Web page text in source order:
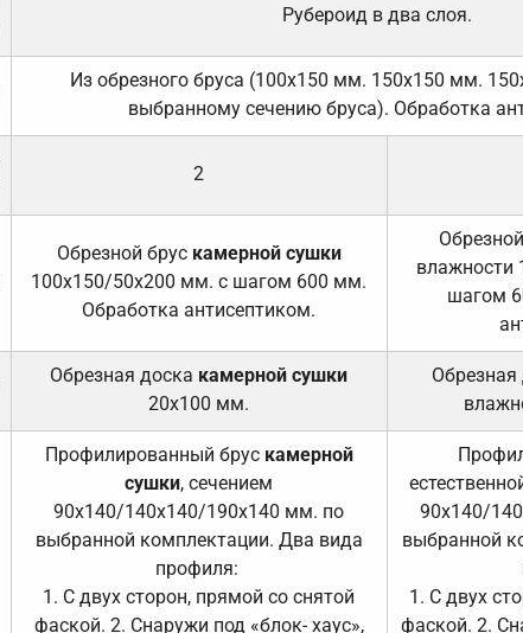
Рубероид в два слоя.
Из обрезного бруса (100х150 мм. 150х150 мм.
выбранному сечению бруса). Обработка
2
Обрезной брус камерной сушки
100х150/50х200 мм. с шагом 600 мм.
Обработка антисептиком.
влажности
шагом
Обрезная доска камерной сушки
20х100 мм.
Обрезная
Профилированный брус камерной
сушки, сечением
90х140/140х140/190х140 мм. по
выбранной комплектации. Два вида
профиля:
1. С двух сторон, прямой со снятой
фаской. 2. Снаружи под «блок- хаус»,
90х140/
выбранной
1. С двух
фаской. 2.